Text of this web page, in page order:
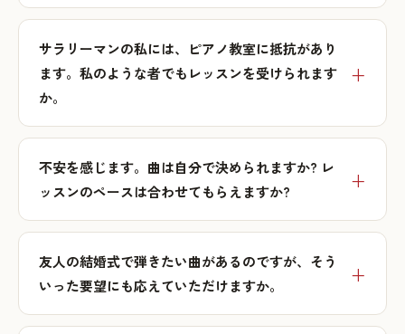
サラリーマンの私には、ピアノ教室に抵抗があり
ます。私のような者でもレッスンを受けられます
か。
不安を感じます。曲は自分で決められますか? レ
ッスンのペースは合わせてもらえますか?
友人の結婚式で弾きたい曲があるのですが、そう
いった要望にも応えていただけますか。